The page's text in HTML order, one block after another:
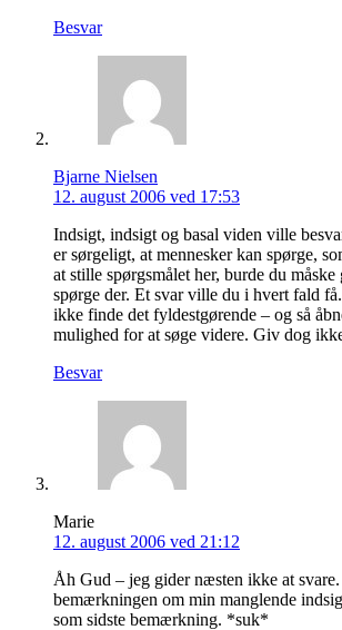
Besvar
Bjarne Nielsen
12. august 2006 ved 17:53
Indsigt, indsigt og basal viden ville
er sørgeligt, at mennesker kan spørge,
at stille spørgsmålet her, burde du
spørge der. Et svar ville du i hvert fald
ikke finde det fyldestgørende – og så
mulighed for at søge videre. Giv dog
Besvar
Marie
12. august 2006 ved 21:12
Åh Gud – jeg gider næsten ikke at
bemærkningen om min manglende
som sidste bemærkning. *suk*